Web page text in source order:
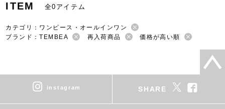
ITEM 全0アイテム
カテゴリ：ワンピース・オールインワン
ブランド：TEMBEA
再入荷商品 価格が高い順
instagram SHARE